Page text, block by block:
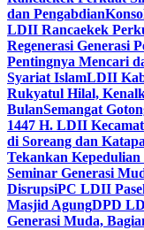
dan Pengabdian
LDII Rancaekek
Regenerasi Generasi
Pentingnya Mencari
Syariat IslamLDII
Rukyatul Hilal,
BulanSemangat
1447 H. LDII
di Soreang dan
Tekankan Kepedulian
Seminar Generasi
DisrupsiPC LDII
Masjid AgungDPD
Generasi Muda,